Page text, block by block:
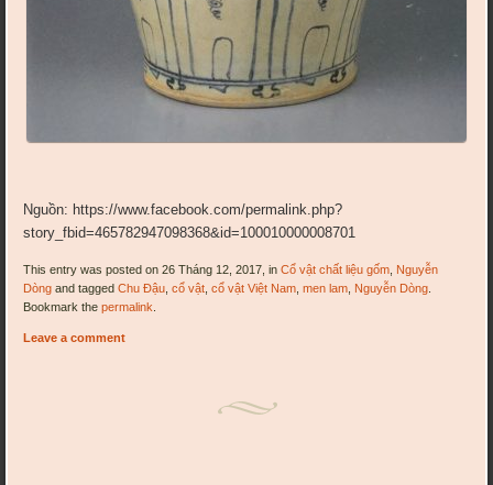
Nguồn: https://www.facebook.com/permalink.php?
story_fbid=465782947098368&id=100010000008701
This entry was posted on 26 Tháng 12, 2017, inCổ vật chất liệu gốm Nguyễn
Dòng and taggedChu Đậu ,cổ vật ,cổ vật Việt Nam ,men lam Nguyễn Dòng
Bookmark thepermalink
Leave a comment